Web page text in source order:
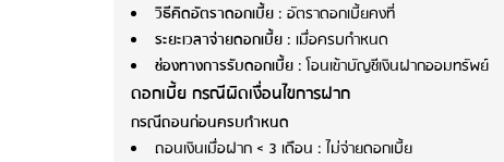
วิธีคิดอัตราดอกเบี้ย : อัตราดอกเบี้ยคงที่
ระยะเวลาจ่ายดอกเบี้ย : เมื่อครบกำหนด
ช่องทางการรับดอกเบี้ย : โอนเข้าบัญชีเงินฝากออมทรัพย์
ดอกเบี้ย กรณีผิดเงื่อนไขการฝาก
กรณีถอนก่อนครบกำหนด
ถอนเงินเมื่อฝาก < 3 เดือน : ไม่จ่ายดอกเบี้ย